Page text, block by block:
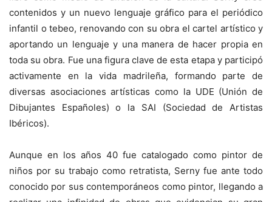
contenidos y un nuevo lenguaje gráfico para el periódico
infantil o tebeo, renovando con su obra el cartel artístico y
aportando un lenguaje y una manera de hacer propia en
toda su obra. Fue una figura clave de esta etapa y participó
activamente en la vida madrileña, formando parte de
diversas asociaciones artísticas como la UDE (Unión de
Dibujantes Españoles) o la SAI (Sociedad de Artistas
Ibéricos).
Aunque en los años 40 fue catalogado como pintor de
niños por su trabajo como retratista, Serny fue ante todo
conocido por sus contemporáneos como pintor, llegando a